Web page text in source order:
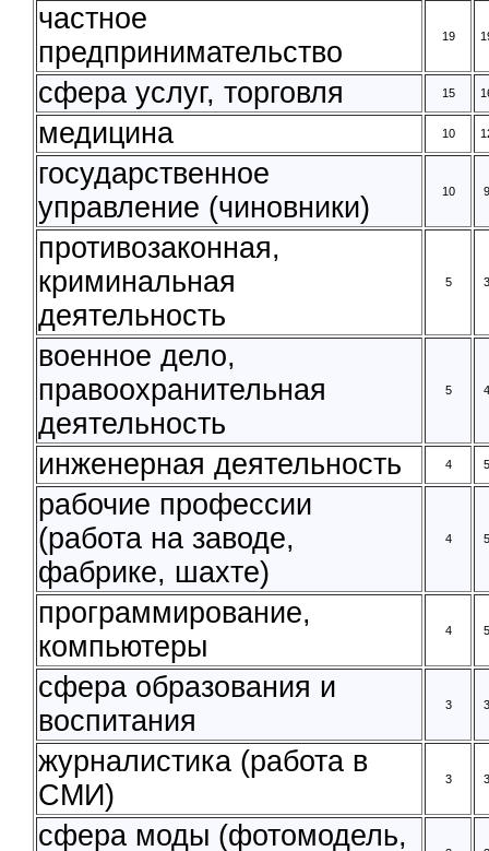
частное
предпринимательство
19
сфера услуг, торговля 15
медицина 10
государственное
управление (чиновники)
10 9
противозаконная,
криминальная
деятельность
5 3
военное дело,
правоохранительная
деятельность
5 4
инженерная деятельность 4 5
рабочие профессии
(работа на заводе,
фабрике, шахте)
4 5
программирование,
компьютеры
4 5
сфера образования и
воспитания
3 3
журналистика (работа в
СМИ)
3 3
сфера моды (фотомодель,